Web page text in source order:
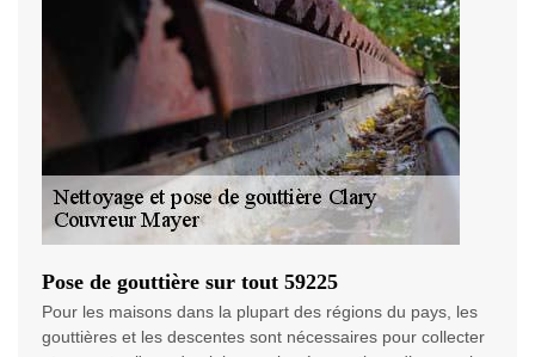
Pose de gouttière sur tout 59225
Pour les maisons dans la plupart des régions du pays, les
gouttières et les descentes sont nécessaires pour collecter